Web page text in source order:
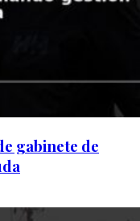
gabinete de